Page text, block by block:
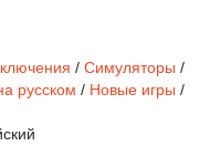
/ Симуляторы /
русском / Новые игры /